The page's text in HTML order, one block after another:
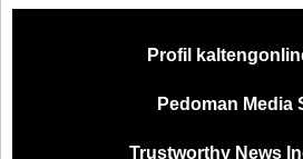
Profil
Pedoman Media
Trustworthy News